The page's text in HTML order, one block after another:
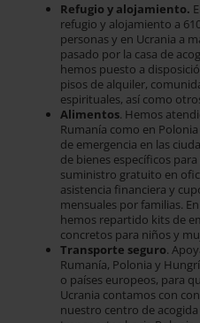
Refugio y alojamiento.
refugio y alojamiento a
personas y en Ucrania a
pasado por la casa de
hemos puesto a
pisos de alquiler,
espirituales, así como
Alimentos. Hemos
Rumanía como en
de emergencia en las
de bienes específicos
suministro gratuito en
asistencia financiera y
mensuales por familias.
hemos repartido kits de
concretos para niños y
Transporte seguro.
Rumanía, Polonia y
o países europeos, para
Ucrania contamos con
nuestro centro de